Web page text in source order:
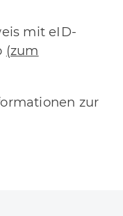
mit eID-
(zum
zur